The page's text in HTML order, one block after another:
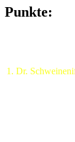
Punkte:
1. Dr.